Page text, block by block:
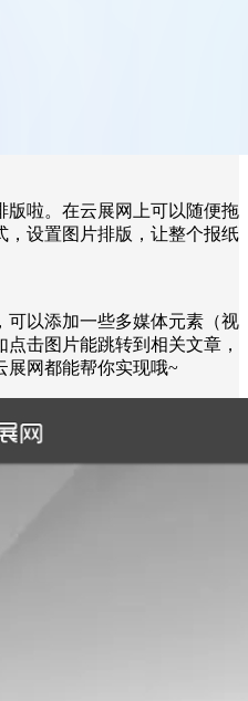
版啦。在云展网上可以随便拖
，设置图片排版，让整个报纸
可以添加一些多媒体元素（视
击图片能跳转到相关文章，
展网都能帮你实现哦~